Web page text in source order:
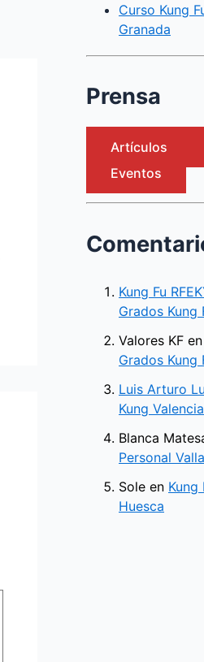
Curso Kung
Granada
Prensa
Artículos
Eventos
Kung Fu
Grados Kung
Valores KF en
Grados Kung
Luis Arturo
Kung Valencia
Blanca
Personal
Sole en Kung
Huesca